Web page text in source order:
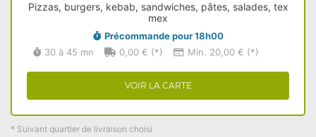
Pizzas, burgers, kebab, sandwiches, pâtes, salades, tex
mex
Précommande pour 18h00
30 à 45 mn
0,00 € (*) Min. 20,00 € (*)
VOIR LA CARTE
* Suivant quartier de livraison choisi